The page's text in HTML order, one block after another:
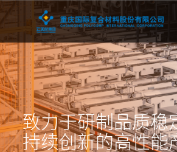
致力于研制品质稳
持续创新的高性能